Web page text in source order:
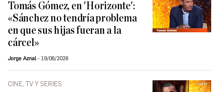
Tomás Gómez, en 'Horizonte':
«Sánchez no tendría problema
en que sus hijas fueran a la
cárcel»
Jorge Aznal 19/06/2026
CINE, TV Y SERIES